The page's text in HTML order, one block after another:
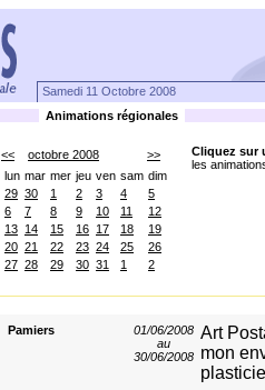
Samedi 11 Octobre 2008
Animations régionales
<< octobre 2008
>>
lun mar mer jeu ven sam dim
29 30 1 2 3 4
5
6
7 8 9 10 11
12
13 14 15 16 17 18
19
20 21 22 23 24 25
26
27 28 29 30 31 1 2
Cliquez sur
les
Pamiers
01/06/2008
au
30/06/2008
Art
mon